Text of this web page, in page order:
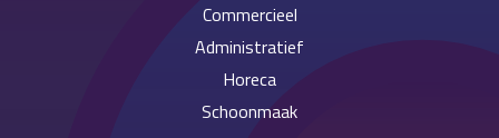
Commercieel
Administratief
Horeca
Schoonmaak